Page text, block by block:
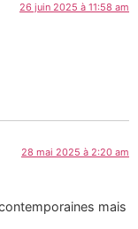
26 juin 2025 à 11:58 am
28 mai 2025 à 2:20 am
mais